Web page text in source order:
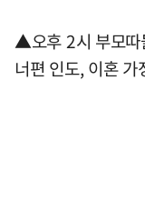
▲오후 2시 부모따
너편 인도, 이혼